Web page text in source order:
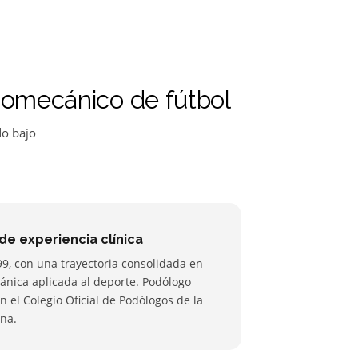
de fútbol
bajo
experiencia clínica
con una trayectoria consolidada en
aplicada al deporte. Podólogo
el Colegio Oficial de Podólogos de la